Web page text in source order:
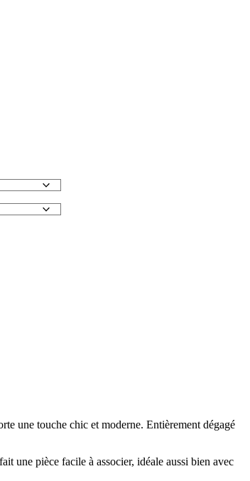
une touche chic et moderne. Entièrement dégagé
une pièce facile à associer, idéale aussi bien avec